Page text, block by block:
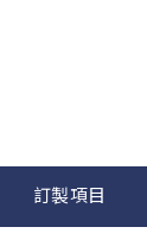
訂製項目